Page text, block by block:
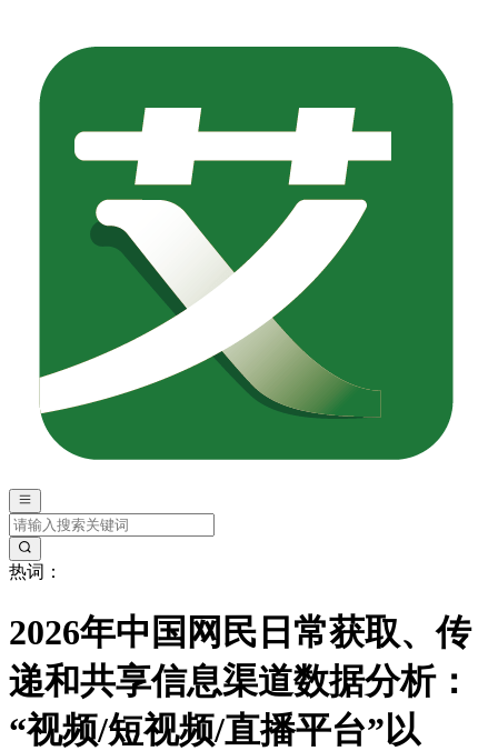
热词：
2026年中国网民日常获取、传
递和共享信息渠道数据分析：
“视频/短视频/直播平台”以